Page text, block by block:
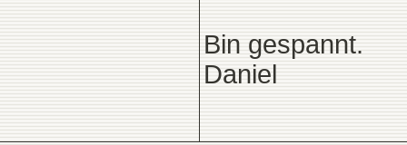
Bin gespannt.
Daniel